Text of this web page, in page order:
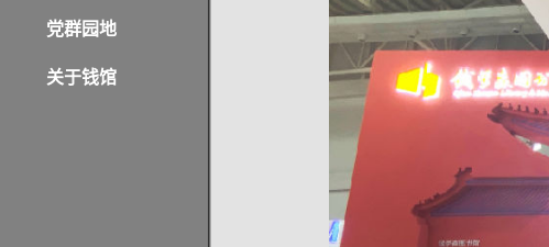
党群园地
关于钱馆